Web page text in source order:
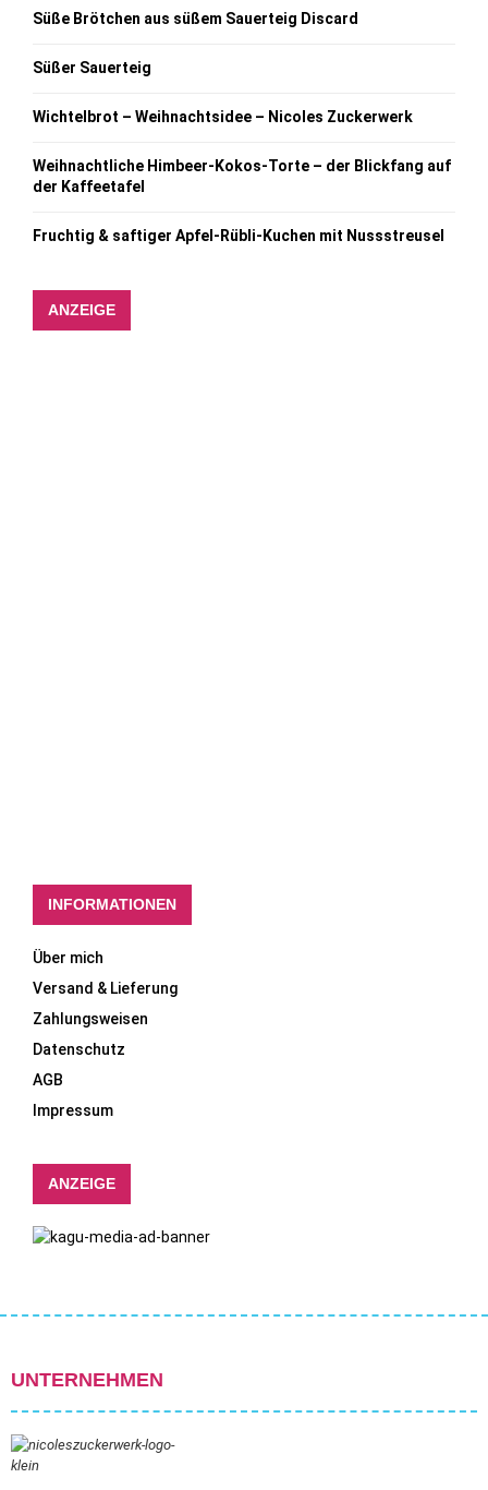
Süße Brötchen aus süßem Sauerteig Discard
Süßer Sauerteig
Wichtelbrot – Weihnachtsidee – Nicoles Zuckerwerk
Weihnachtliche Himbeer-Kokos-Torte – der Blickfang auf
der Kaffeetafel
Fruchtig & saftiger Apfel-Rübli-Kuchen mit Nussstreusel
ANZEIGE
INFORMATIONEN
Über mich
Versand & Lieferung
Zahlungsweisen
Datenschutz
AGB
Impressum
ANZEIGE
UNTERNEHMEN